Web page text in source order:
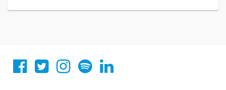
Conicet Cordoba
@conicetcordoba
@conicetcordoba
SpotifyLinkedin